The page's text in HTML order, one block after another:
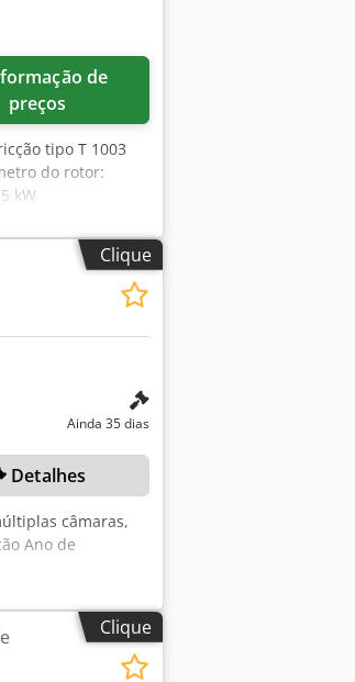
preços
tipo T 1003
do rotor:
kW
Clique
Ainda 35 dias
Detalhes
câmaras,
Ano de
Clique